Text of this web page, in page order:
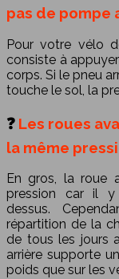
pas de pompe
Pour votre vélo
consiste à
corps. Si le pneu
touche le sol, la
❓ Les roues
la même
En gros, la roue
pression car il
dessus.
répartition de la
de tous les jours
arrière supporte
poids que sur les